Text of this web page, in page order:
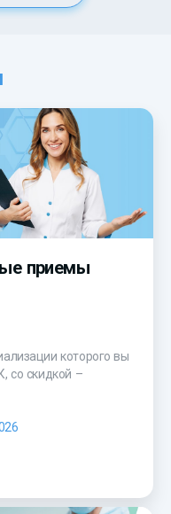
приемы
которого вы
со скидкой –